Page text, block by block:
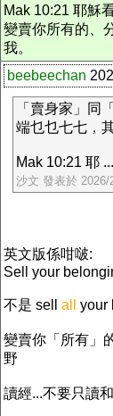
Mak 10:21 耶穌
變賣你所有的、
我。
beebeechan
「賣身家」同
端乜乜七七，
Mak 10:21 耶 ...
沙文 發表於 2026/
英文版係咁啵:
Sell your
不是 sell all your
變賣你「所有」
野
讀經...不要只讀